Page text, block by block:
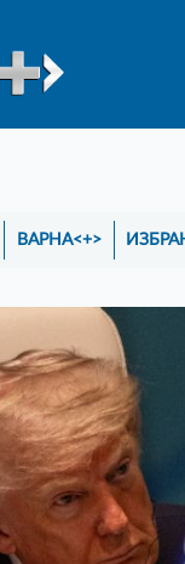
ВАРНА<+>